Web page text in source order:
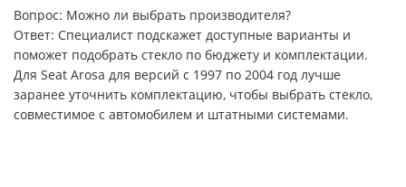
Вопрос: Можно ли выбрать производителя?
Ответ: Специалист подскажет доступные варианты и
поможет подобрать стекло по бюджету и комплектации.
Для Seat Arosa для версий с 1997 по 2004 год лучше
заранее уточнить комплектацию, чтобы выбрать стекло,
совместимое с автомобилем и штатными системами.